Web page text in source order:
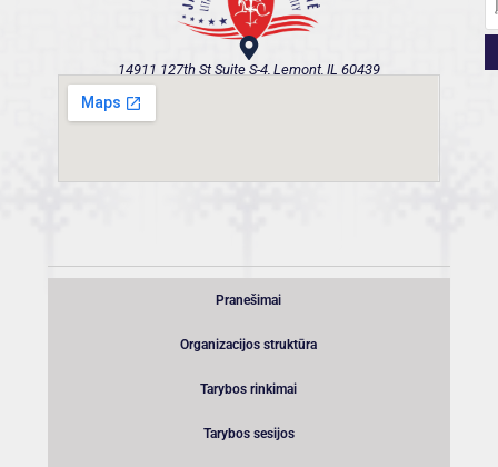
14911 127th St Suite S-4, Lemont, IL 60439
Pranešimai
Organizacijos struktūra
Tarybos rinkimai
Tarybos sesijos